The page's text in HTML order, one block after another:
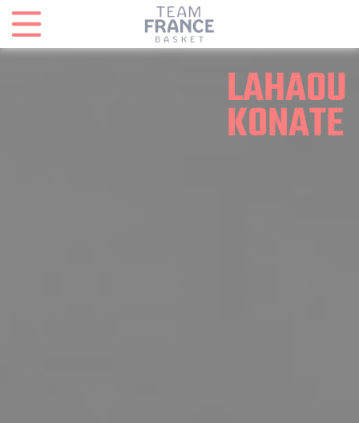
LAHAOU
KONATE
Panneau de gestion des cookies